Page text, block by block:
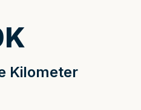
Kilometer
K